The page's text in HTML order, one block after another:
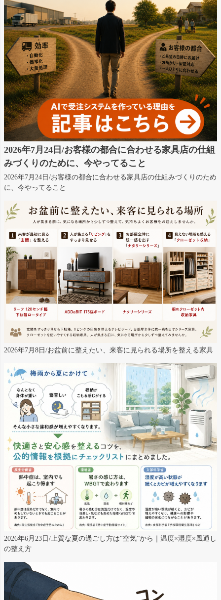
2026年7月24日/お客様の都合に合わせる家具店の仕組
みづくりのために、今やってること
2026年7月24日/お客様の都合に合わせる家具店の仕組みづくりのため
に、今やってること
2026年7月8日/お盆前に整えたい、来客に見られる場所を整える家具
2026年6月23日/上質な夏の過ごし方は“空気”から｜温度×湿度×風通し
の整え方